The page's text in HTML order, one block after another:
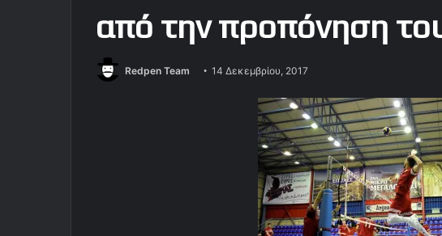
από την προπόνηση
Redpen Team 14 Δεκεμβρίου, 2017